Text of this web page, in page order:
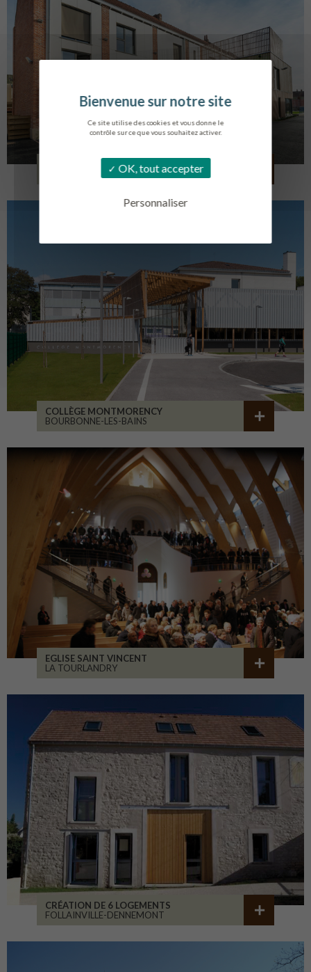
Ce site utilise des cookies et vous donne le
contrôle sur ce que vous souhaitez activer.
OK, tout accepter
Personnaliser
LOG. JEUNES TRAVAILLEURS
COLLÈGE MONTMORENCY
BOURBONNE-LES-BAINS
EGLISE SAINT VINCENT
LA TOURLANDRY
CRÉATION DE 6 LOGEMENTS
FOLLAINVILLE-DENNEMONT